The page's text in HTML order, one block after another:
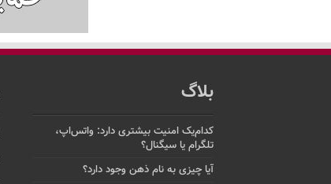
بلاگ
کدام‌یک امنیت بیشتری دارد: واتس‌اپ،
تلگرام یا سیگنال؟
آیا چیزی به نام ذهن وجود دارد؟